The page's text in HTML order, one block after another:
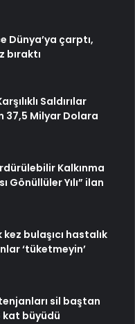
Dünya’ya çarptı,
bıraktı
Saldırılar
37,5 Milyar Dolara
Kalkınma
Gönüllüler Yılı” ilan
bulaşıcı hastalık
‘tüketmeyin’
sil baştan
kat büyüdü